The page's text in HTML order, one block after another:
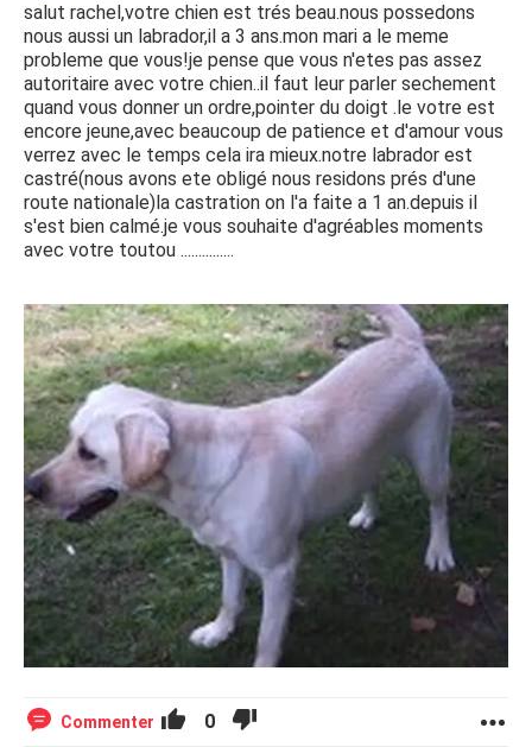
salut rachel,votre chien est trés beau.nous possedons
nous aussi un labrador,il a 3 ans.mon mari a le meme
probleme que vous!je pense que vous n'etes pas assez
autoritaire avec votre chien..il faut leur parler sechement
quand vous donner un ordre,pointer du doigt .le votre est
encore jeune,avec beaucoup de patience et d'amour vous
verrez avec le temps cela ira mieux.notre labrador est
castré(nous avons ete obligé nous residons prés d'une
route nationale)la castration on l'a faite a 1 an.depuis il
s'est bien calmé.je vous souhaite d'agréables moments
avec votre toutou ...............
Commenter 0